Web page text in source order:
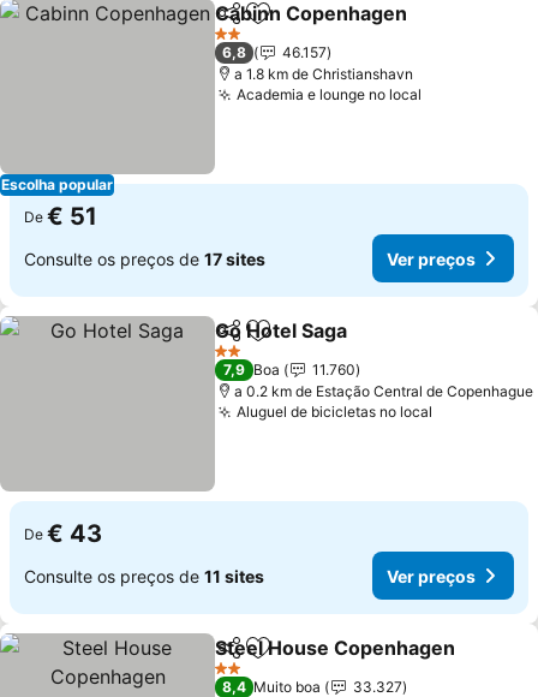
Escolha popular
PartilharAdicionar aos favoritos
Cabinn Copenhagen
2 Estrelas
6,8
46.157
a 1.8 km de Christianshavn
Academia e lounge no local
De € 51
Consulte os preços de 17 sites Ver preços
PartilharAdicionar aos favoritos
Go Hotel Saga
2 Estrelas
7,9 Boa
11.760
a 0.2 km de Estação Central de Copenhague
Aluguel de bicicletas no local
De € 43
Consulte os preços de 11 sites Ver preços
PartilharAdicionar aos favoritos
Steel House Copenhagen
2 Estrelas
8,4 Muito boa
33.327